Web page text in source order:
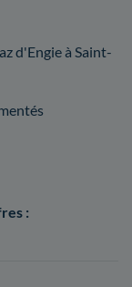
d'Engie à Saint-
: